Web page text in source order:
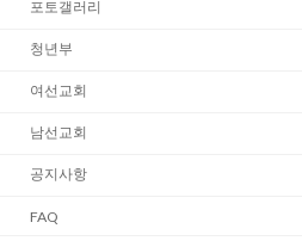
포토갤러리
청년부
여선교회
남선교회
공지사항
FAQ